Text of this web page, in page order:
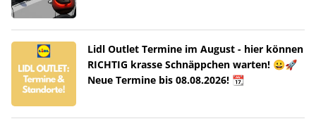
Lidl Outlet Termine im August - hier können
RICHTIG krasse Schnäppchen warten! 😀🚀
Neue Termine bis 08.08.2026! 📆